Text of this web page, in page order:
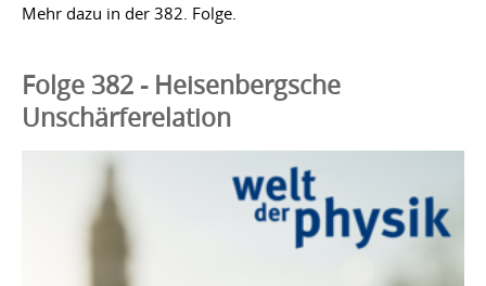
Mehr dazu in der 382. Folge.
Folge 382 - Heisenbergsche
Unschärferelation